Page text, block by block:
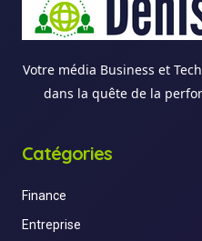
Votre média Business et
dans la quête de la
Catégories
Finance
Entreprise